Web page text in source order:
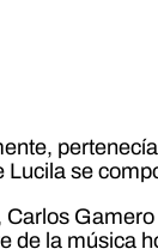
se
de la música